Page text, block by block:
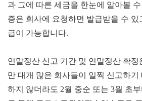
과 그에 따른 세금을 한눈에 알아볼
증은 회사에 요청하면 발급받을 수
급이 가능합니다.
연말정산 신고 기간 및 연말정산 확정
만 대개 많은 회사들이 일찍 신고하기
하지 않더라도 2월 중순 또는 3월 초